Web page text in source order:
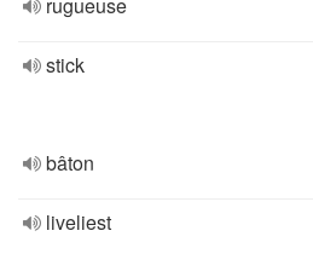
stick
bâton
liveliest